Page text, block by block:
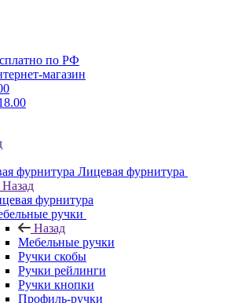
по РФ
магазин
Лицевая фурнитура
Назад
фурнитура
ручки
Назад
Мебельные ручки
Ручки скобы
Ручки рейлинги
Ручки кнопки
Профиль-ручки